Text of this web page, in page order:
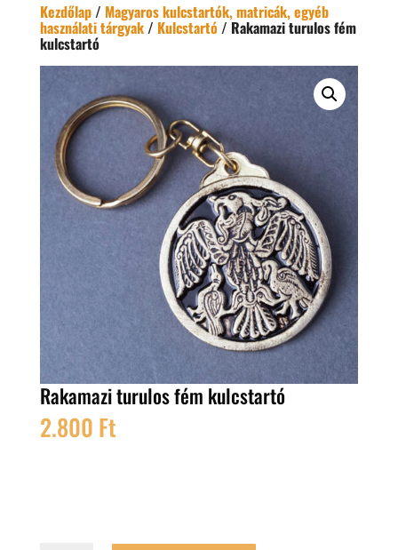
Kezdőlap/ Magyaros kulcstartók, matricák, egyéb
használati tárgyak/ Kulcstartó/ Rakamazi turulos fém
kulcstartó
Rakamazi turulos fém kulcstartó
2.800 Ft